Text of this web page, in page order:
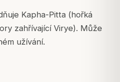
Kapha-Pitta (hořká
zahřívající Virye). Může
užívání.